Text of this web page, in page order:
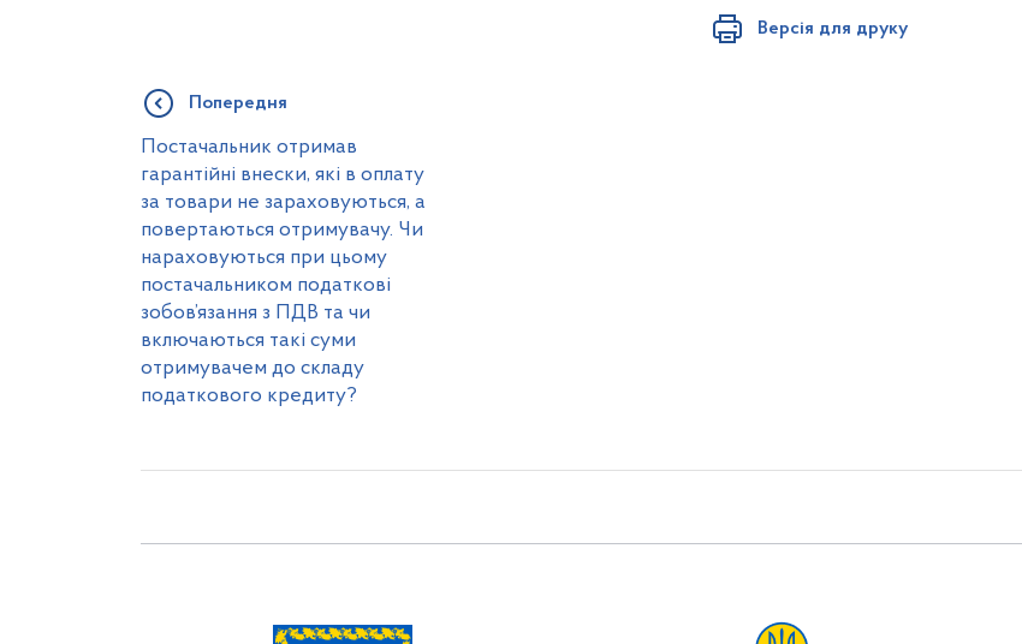
Версія для друку
Попередня
Постачальник отримав
гарантійні внески, які в оплату
за товари не зараховуються, а
повертаються отримувачу. Чи
нараховуються при цьому
постачальником податкові
зобов’язання з ПДВ та чи
включаються такі суми
отримувачем до складу
податкового кредиту?